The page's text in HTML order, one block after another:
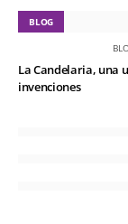
BLOG
La Candelaria, una
invenciones